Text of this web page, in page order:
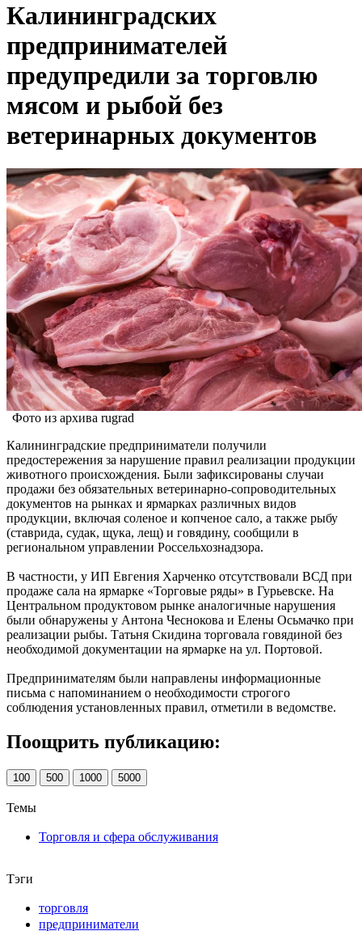
Калининградских
предпринимателей
предупредили за торговлю
мясом и рыбой без
ветеринарных документов
Фото из архива rugrad
Калининградские предприниматели получили
предостережения за нарушение правил реализации продукции
животного происхождения. Были зафиксированы случаи
продажи без обязательных ветеринарно-сопроводительных
документов на рынках и ярмарках различных видов
продукции, включая соленое и копченое сало, а также рыбу
(ставрида, судак, щука, лещ) и говядину, сообщили в
региональном управлении Россельхознадзора.
В частности, у ИП Евгения Харченко отсутствовали ВСД при
продаже сала на ярмарке «Торговые ряды» в Гурьевске. На
Центральном продуктовом рынке аналогичные нарушения
были обнаружены у Антона Чеснокова и Елены Осьмачко при
реализации рыбы. Татьня Скидина торговала говядиной без
необходимой документации на ярмарке на ул. Портовой.
Предпринимателям были направлены информационные
письма с напоминанием о необходимости строгого
соблюдения установленных правил, отметили в ведомстве.
Поощрить публикацию:
100 500 1000 5000
Темы
Торговля и сфера обслуживания
Тэги
торговля
предприниматели